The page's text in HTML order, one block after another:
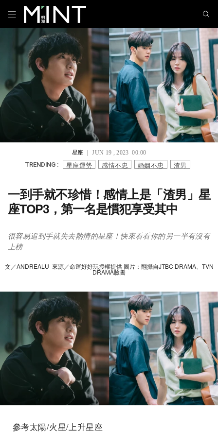
星座｜ JUN 19 , 2023 00:00
TRENDING : 星座運勢 感情不忠 婚姻不忠 渣男
一到手就不珍惜！感情上是「渣男」星
座TOP3，第一名是慣犯享受其中
很容易追到手就失去熱情的星座！快來看看你的另一半有沒有
上榜
文／ANDREALU 來源／命運好好玩授權提供 圖片：翻攝自JTBC DRAMA、TVN
DRAMA臉書
參考太陽/火星/上升星座